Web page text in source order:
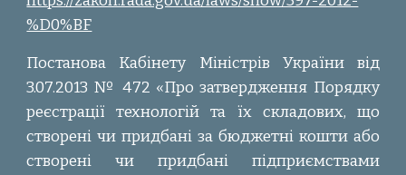
%D0%BF
Постанова Кабінету Міністрів України від
3.07.2013 № 472 «Про затвердження Порядку
реєстрації технологій та їх складових, що
створені чи придбані за бюджетні кошти або
створені чи придбані підприємствами